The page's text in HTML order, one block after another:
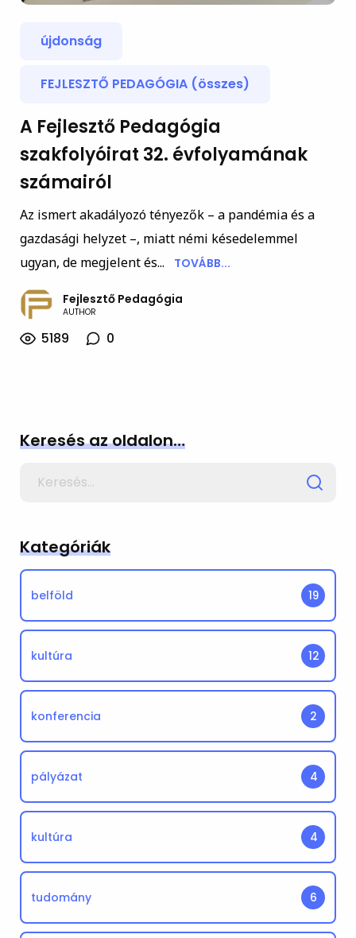
újdonság
FEJLESZTŐ PEDAGÓGIA (összes)
A Fejlesztő Pedagógia
szakfolyóirat 32. évfolyamának
számairól
Az ismert akadályozó tényezők – a pandémia és a
gazdasági helyzet –, miatt némi késedelemmel
ugyan, de megjelent és...
TOVÁBB...
Fejlesztő Pedagógia
AUTHOR
5189 0
Keresés az oldalon…
Kategóriák
belföld 19
kultúra 12
konferencia 2
pályázat 4
kultúra 4
tudomány 6